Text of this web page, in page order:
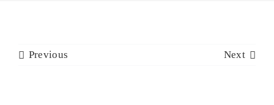
CONTACTO
Previous Next